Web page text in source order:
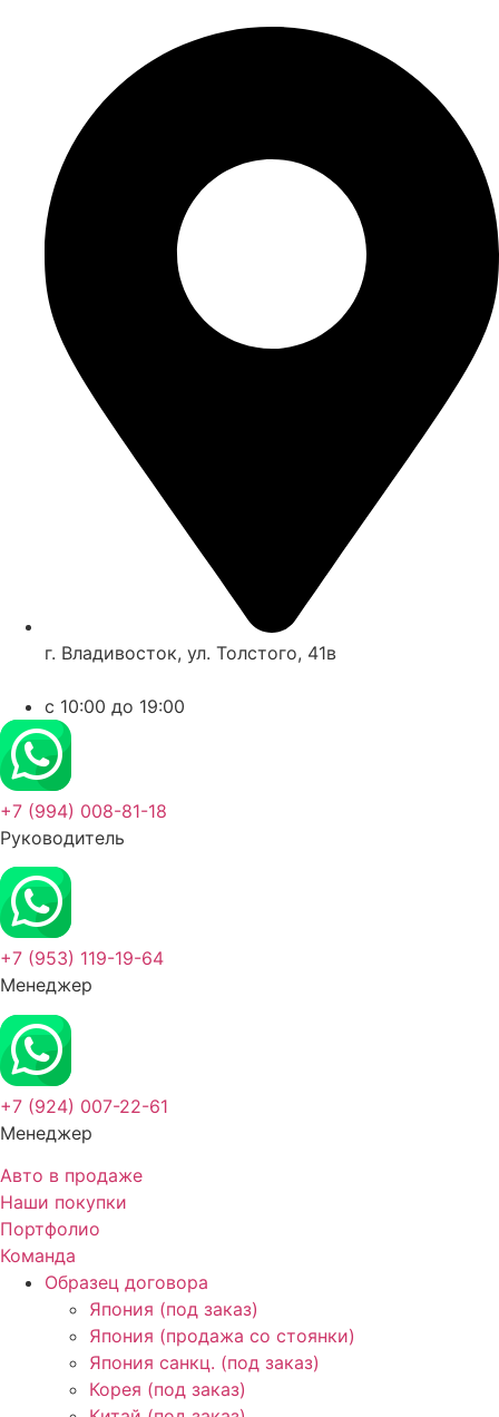
г. Владивосток, ул. Толстого, 41в
c 10:00 до 19:00
+7 (994) 008-81-18
Руководитель
+7 (953) 119-19-64
Менеджер
+7 (924) 007-22-61
Менеджер
Авто в продаже
Наши покупки
Портфолио
Команда
Образец договора
Япония (под заказ)
Япония (продажа со стоянки)
Япония санкц. (под заказ)
Корея (под заказ)